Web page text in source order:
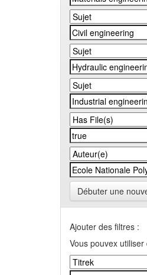
Débuter une
Ajouter des filtres :
Vous pouvex